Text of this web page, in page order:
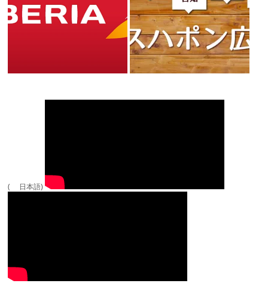
( 日本語)